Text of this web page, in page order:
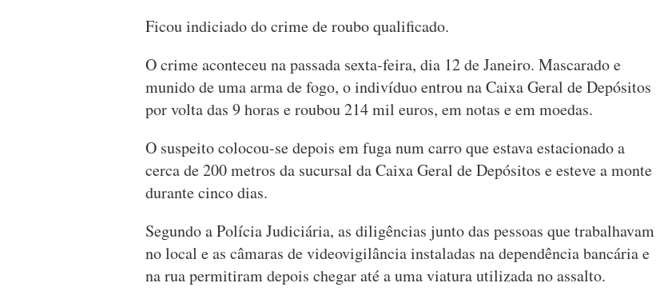
Ficou indiciado do crime de roubo qualificado.
O crime aconteceu na passada sexta-feira, dia 12 de Janeiro. Mascarado e
munido de uma arma de fogo, o indivíduo entrou na Caixa Geral de Depósitos
por volta das 9 horas e roubou 214 mil euros, em notas e em moedas.
O suspeito colocou-se depois em fuga num carro que estava estacionado a
cerca de 200 metros da sucursal da Caixa Geral de Depósitos e esteve a monte
durante cinco dias.
Segundo a Polícia Judiciária, as diligências junto das pessoas que trabalhavam
no local e as câmaras de videovigilância instaladas na dependência bancária e
na rua permitiram depois chegar até a uma viatura utilizada no assalto.